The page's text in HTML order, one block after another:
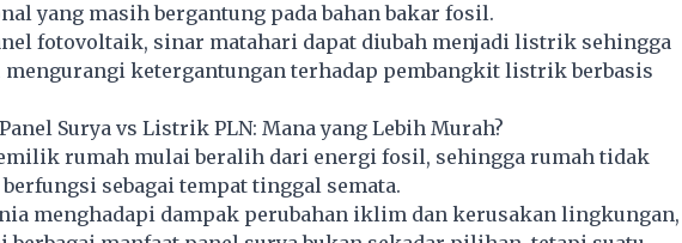
yang masih bergantung pada bahan bakar fosil.
fotovoltaik, sinar matahari dapat diubah menjadi listrik sehingga
mengurangi ketergantungan terhadap pembangkit listrik berbasis
Panel Surya vs Listrik PLN: Mana yang Lebih Murah?
rumah mulai beralih dari energi fosil, sehingga rumah tidak
sebagai tempat tinggal semata.
menghadapi dampak perubahan iklim dan kerusakan lingkungan,